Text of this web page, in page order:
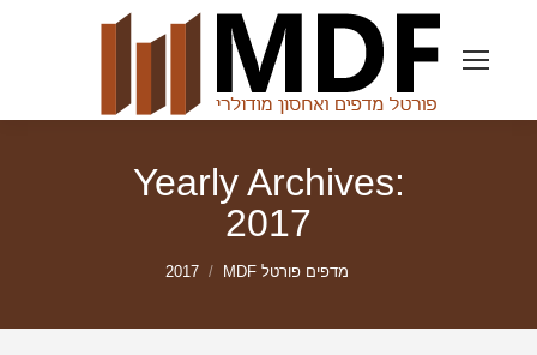
Yearly Archives:
2017
מדפים פורטל MDF 2017